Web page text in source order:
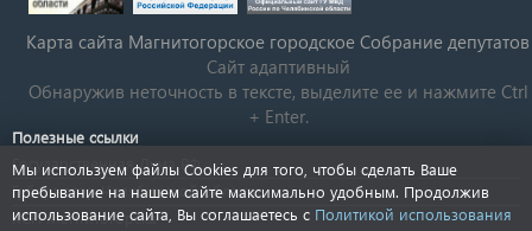
Карта сайта Магнитогорское городское Cобрание депутатов
Сайт адаптивный
Обнаружив неточность в тексте, выделите ее и нажмите Ctrl
+ Enter.
Полезные ссылки
Государственная Дума РФ
Губернатор Челябинской области
КСП Магнитогорска
Мы используем файлы Cookies для того, чтобы сделать Ваше
пребывание на нашем сайте максимально удобным. Продолжив
использование сайта, Вы соглашаетесь с Политикой использования